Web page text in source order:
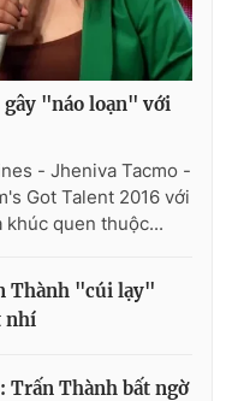
"náo loạn" với
- Jheniva Tacmo -
Got Talent 2016 với
khúc quen thuộc...
Thành "cúi lạy"
nhí
Trấn Thành bất ngờ